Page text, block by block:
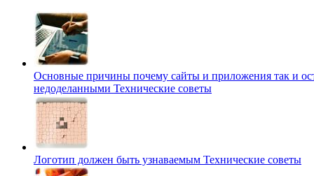
Основные причины почему сайты и приложения так и
недоделанными Технические советы
Логотип должен быть узнаваемым Технические советы